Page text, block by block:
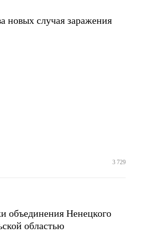
новых случая заражения
3 729
объединения Ненецкого
областью